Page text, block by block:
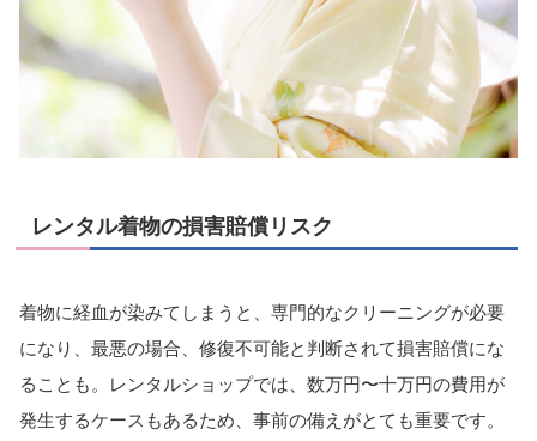
レンタル着物の損害賠償リスク
着物に経血が染みてしまうと、専門的なクリーニングが必要
になり、最悪の場合、修復不可能と判断されて損害賠償にな
ることも。レンタルショップでは、数万円〜十万円の費用が
発生するケースもあるため、事前の備えがとても重要です。